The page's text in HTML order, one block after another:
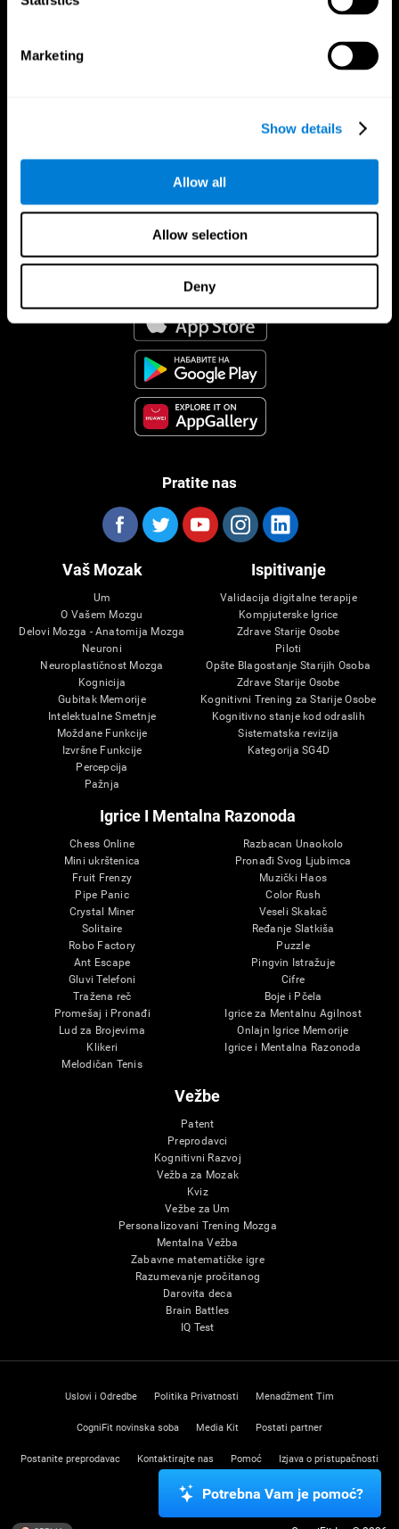
Marketing
Show details
Allow all
Allow selection
Deny
CogniFit Aplikacija
Pratite nas
Vaš Mozak
Um
O Vašem Mozgu
Delovi Mozga - Anatomija Mozga
Neuroni
Neuroplastičnost Mozga
Kognicija
Gubitak Memorije
Intelektualne Smetnje
Moždane Funkcije
Izvršne Funkcije
Percepcija
Pažnja
Ispitivanje
Validacija digitalne terapije
Kompjuterske Igrice
Zdrave Starije Osobe
Piloti
Opšte Blagostanje Starijih Osoba
Zdrave Starije Osobe
Kognitivni Trening za Starije Osobe
Kognitivno stanje kod odraslih
Sistematska revizija
Kategorija SG4D
Igrice I Mentalna Razonoda
Chess Online
Mini ukrštenica
Fruit Frenzy
Pipe Panic
Crystal Miner
Solitaire
Robo Factory
Ant Escape
Gluvi Telefoni
Tražena reč
Promešaj i Pronađi
Lud za Brojevima
Klikeri
Melodičan Tenis
Razbacan Unaokolo
Pronađi Svog Ljubimca
Muzički Haos
Color Rush
Veseli Skakač
Ređanje Slatkiša
Puzzle
Pingvin Istražuje
Cifre
Boje i Pčela
Igrice za Mentalnu Agilnost
Onlajn Igrice Memorije
Igrice i Mentalna Razonoda
Vežbe
Patent
Preprodavci
Kognitivni Razvoj
Vežba za Mozak
Kviz
Vežbe za Um
Personalizovani Trening Mozga
Mentalna Vežba
Zabavne matematičke igre
Razumevanje pročitanog
Darovita deca
Brain Battles
IQ Test
Uslovi i Odredbe Politika Privatnosti Menadžment Tim
CogniFit novinska soba Media Kit Postati partner
Postanite preprodavac Kontaktirajte nas Pomoć Izjava o pristupačnosti
Centar poverenjaPotrebna Vam je pomoć?